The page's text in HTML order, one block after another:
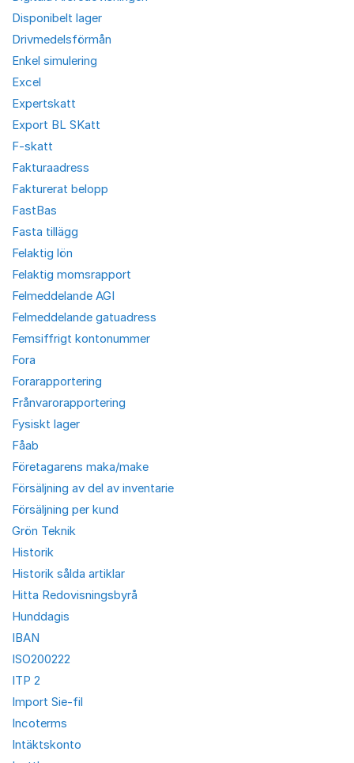
Disponibelt lager
Drivmedelsförmån
Enkel simulering
Excel
Expertskatt
Export BL SKatt
F-skatt
Fakturaadress
Fakturerat belopp
FastBas
Fasta tillägg
Felaktig lön
Felaktig momsrapport
Felmeddelande AGI
Felmeddelande gatuadress
Femsiffrigt kontonummer
Fora
Forarapportering
Frånvarorapportering
Fysiskt lager
Fåab
Företagarens maka/make
Försäljning av del av inventarie
Försäljning per kund
Grön Teknik
Historik
Historik sålda artiklar
Hitta Redovisningsbyrå
Hunddagis
IBAN
ISO200222
ITP 2
Import Sie-fil
Incoterms
Intäktskonto